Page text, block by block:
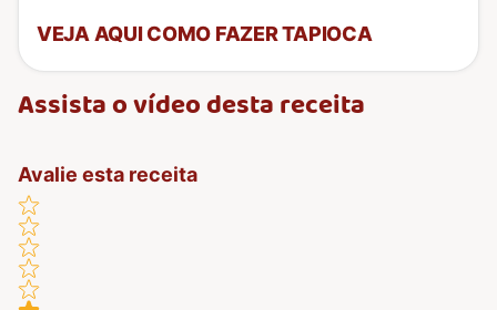
VEJA AQUI COMO FAZER TAPIOCA
Assista o vídeo desta receita
Avalie esta receita